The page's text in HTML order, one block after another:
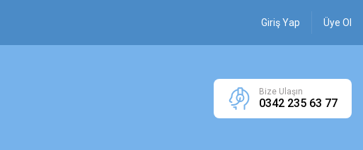
Giriş Yap Üye Ol
Bize Ulaşın
0342 235 63 77